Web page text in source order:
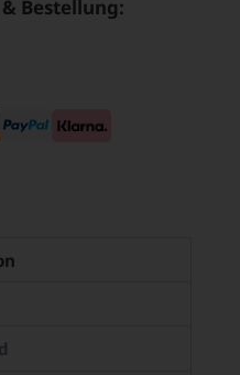
Bestellung: